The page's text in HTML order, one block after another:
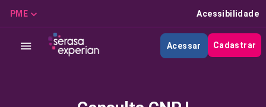
PME Acessibilidade
Acessar Cadastrar